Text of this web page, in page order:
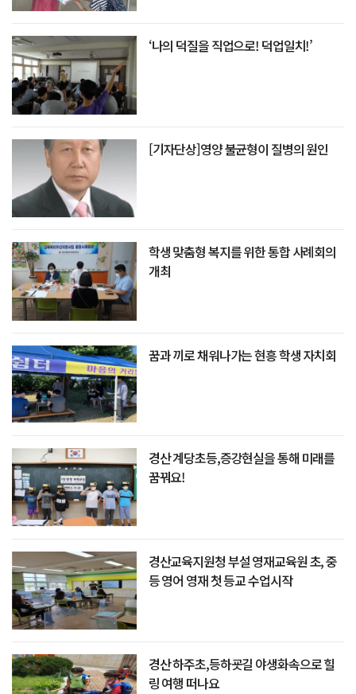
‘나의 덕질을 직업으로! 덕업일치!’
[기자단상]영양 불균형이 질병의 원인
학생 맞춤형 복지를 위한 통합 사례회의
개최
꿈과 끼로 채워나가는 현흥 학생 자치회
경산 계당초등,증강현실을 통해 미래를
꿈꿔요!
경산교육지원청 부설 영재교육원 초, 중
등 영어 영재 첫 등교 수업시작
경산 하주초,등하굣길 야생화속으로 힐
링 여행 떠나요